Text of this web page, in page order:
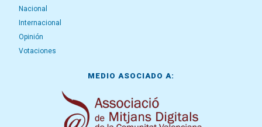
Nacional
Internacional
Opinión
Votaciones
MEDIO ASOCIADO A: